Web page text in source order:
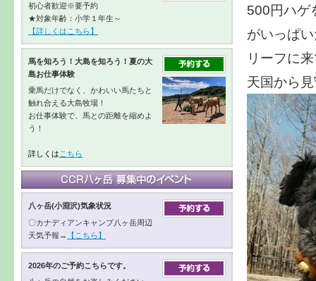
500円ハゲ
がいっぱ
リーフに
天国から
初心者歓迎※要予約
★対象年齢：小学１年生～
【詳しくはこちら】
馬を知ろう！大島を知ろう！夏の大
島お仕事体験
乗馬だけでなく、かわいい馬たちと
触れ合える大島牧場！
お仕事体験で、馬との距離を縮めよ
う！
詳しくは こちら
八ヶ岳(小淵沢)気象状況
〇カナディアンキャンプ八ヶ岳周辺
天気予報→
【こちら】
2026年のご予約こちらです。